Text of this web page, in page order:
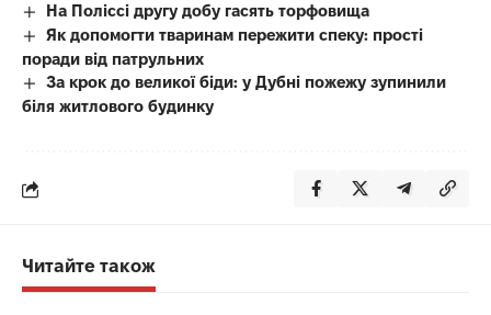
На Поліссі другу добу гасять торфовища
Як допомогти тваринам пережити спеку: прості
поради від патрульних
За крок до великої біди: у Дубні пожежу зупинили
біля житлового будинку
Читайте також